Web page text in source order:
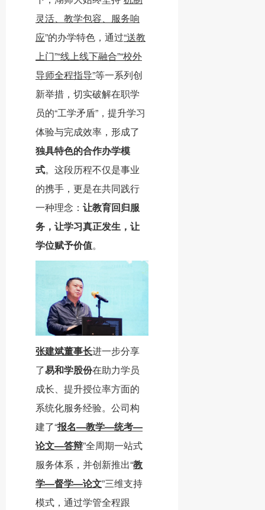
灵活、教学包容、服务响
应”的办学特色，通过“送教
上门”“线上线下融合”“校外
导师全程指导”等一系列创
新举措，切实破解在职学
员的“工学矛盾”，提升学习
体验与完成效率，形成了
独具特色的合作办学模
式。这段历程不仅是事业
的携手，更是在共同践行
一种理念： 让教育回归服
务，让学习真正发生，让
学位赋予价值。
张建斌董事长进一步分享
了易和学股份在助力学员
成长、提升授位率方面的
系统化服务经验。公司构
建了“报名—教学—统考—
论文—答辩”全周期一站式
服务体系，并创新推出“教
学—督学—论文”三维支持
模式，通过学管全程跟